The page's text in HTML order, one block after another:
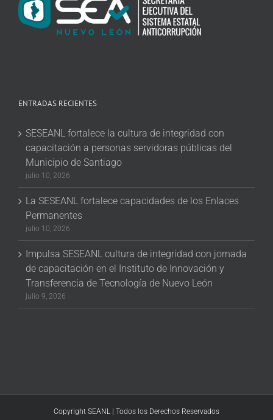
ENTRADAS RECIENTES
SESEANL fortalece la cultura de integridad con
capacitación a personas servidoras públicas del
Municipio de Santiago
julio 10, 2026
La SESEANL fortalece capacidades de los Enlaces
Permanentes
julio 10, 2026
Impulsa SESEANL cultura de integridad con jornada
de capacitación en el Instituto de Innovación y
Transferencia de Tecnología de Nuevo León
julio 9, 2026
Copyright SEANL | Todos los Derechos Reservados